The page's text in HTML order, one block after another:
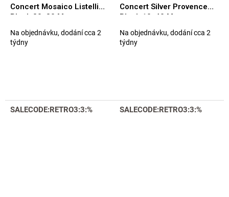
Concert Mosaico Listelli
Black 30x30 Matt.
Na objednávku, dodání cca 2
týdny
Concert Silver Provence
Black 10x40 Matt.
Na objednávku, dodání cca 2
týdny
SALECODE:RETRO3:3:% SALECODE:RETRO3:3:%